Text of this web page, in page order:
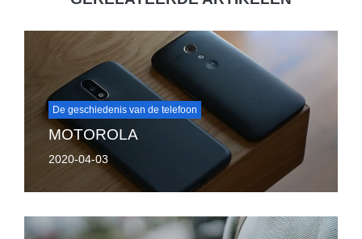
De geschiedenis van de telefoon
MOTOROLA
2020-04-03